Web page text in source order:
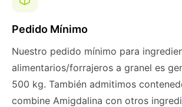
Pedido Mínimo
Nuestro pedido mínimo para
alimentarios/forrajeros a granel es
500 kg. También admitimos
combine Amigdalina con otros